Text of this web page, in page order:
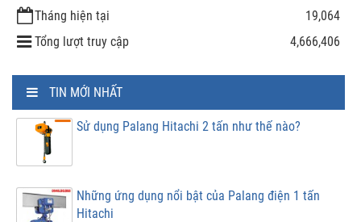
Tháng hiện tại
19,064
Tổng lượt truy cập
4,666,406
TIN MỚI NHẤT
Sử dụng Palang Hitachi 2 tấn như thế nào?
Những ứng dụng nổi bật của Palang điện 1 tấn
Hitachi